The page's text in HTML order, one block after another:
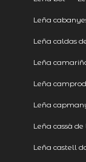
Leña
Leña caldas
Leña
Leña
Leña
Leña cassà
Leña castell